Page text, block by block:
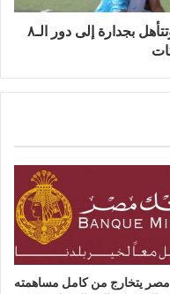
نقابة البترول تكتسح مصر للتأمين وتتأهل بجدارة إلى دور الـ٨
يتخارج من كامل مساهمته